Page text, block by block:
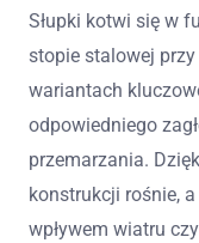
Słupki kotwi się w
stopie stalowej
wariantach
odpowiedniego
przemarzania.
konstrukcji rośnie,
wpływem wiatru